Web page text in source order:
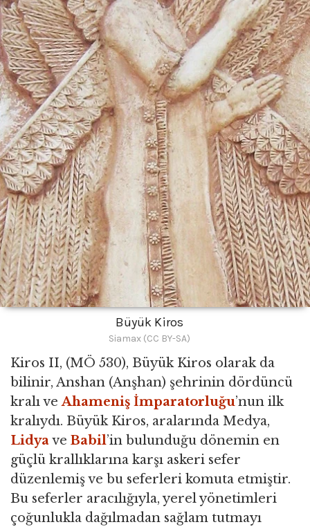
Büyük Kiros
Siamax (CC BY-SA)
Kiros II, (MÖ 530), Büyük Kiros olarak da
bilinir, Anshan (Anşhan) şehrinin dördüncü
kralı veAhameniş İmparatorluğu’nun ilk
kralıydı. Büyük Kiros, aralarında Medya,
Lidyave Babil’in bulunduğu dönemin en
güçlü krallıklarına karşı askeri sefer
düzenlemiş ve bu seferleri komuta etmiştir.
Bu seferler aracılığıyla, yerel yönetimleri
çoğunlukla dağılmadan sağlam tutmayı